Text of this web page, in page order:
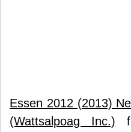
Essen 2012 (2013)
(Wattsalpoag Inc.)